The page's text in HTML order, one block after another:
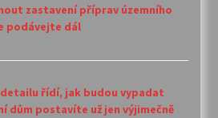
zastavení příprav územního
podávejte dál
detailu řídí, jak budou vypadat
dům postavíte už jen výjimečně